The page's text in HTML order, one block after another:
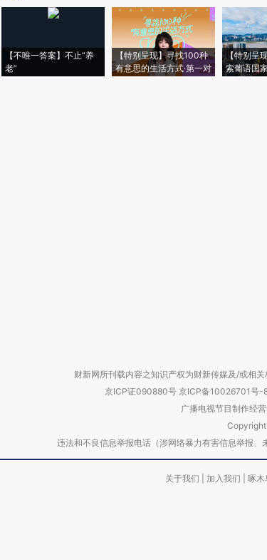
【不唯一答案】不止“养
老”
【特别呈现】寻找100种
有意思的生活方式·第一对
【特别呈
索葡语国
财新网所刊载内容之知识产权为财新传媒及/或相
京ICP证090880号 京ICP备10026701号-
广播电视节目制作经
Copyright
违法和不良信息举报电话（涉网络暴力有害信息举报
关于我们 加入我们 啄木